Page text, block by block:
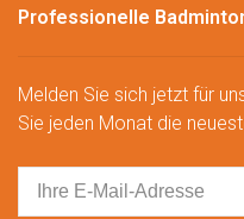
Professionelle
Melden Sie sich jetzt für
Sie jeden Monat die